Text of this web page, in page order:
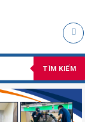
TÌM KIẾM